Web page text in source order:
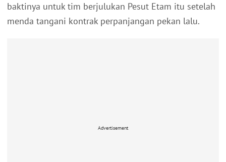
baktinya untuk tim berjulukan Pesut Etam itu setelah
menda tangani kontrak perpanjangan pekan lalu.
Advertisement